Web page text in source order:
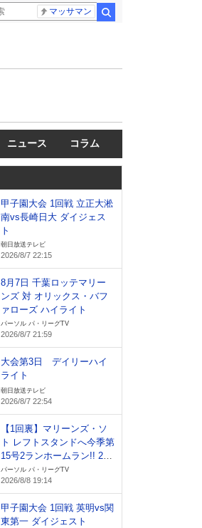
マッサマン
ニュース コラム
甲子園大会 1回戦 立正大淞
南vs長崎日大 ダイジェス
ト
朝日放送テレビ
2026/8/7 22:15
8月7日 千葉ロッテマリー
ンズ 対 オリックス・バフ
ァローズ ハイライト
パーソル パ・リーグTV
2026/8/7 21:59
大会第3日 デイリーハイ
ライト
朝日放送テレビ
2026/8/7 22:54
【1回裏】マリーンズ・ソ
ト レフトスタンドへ今季第
15号2ランホームラン!! 202
6年8月8日 千葉ロッテマリ
ーンズ 対 オリックス・バ
ファローズ
パーソル パ・リーグTV
2026/8/8 19:14
甲子園大会 1回戦 英明vs関
東第一 ダイジェスト